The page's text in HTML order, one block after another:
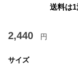
送料は1
2,440 円
サイズ